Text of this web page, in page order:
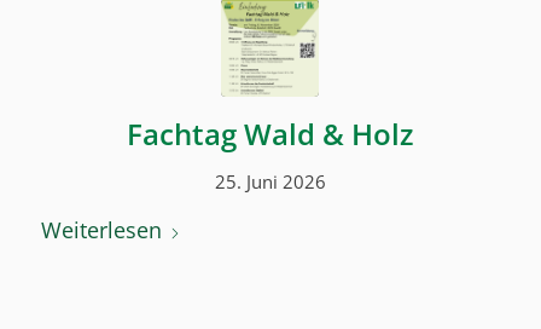
Fachtag Wald & Holz
25. Juni 2026
Weiterlesen